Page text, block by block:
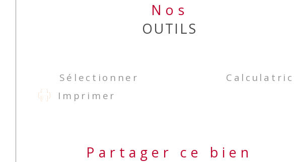
Nos
OUTILS
Sélectionner
Imprimer
Partager ce bien